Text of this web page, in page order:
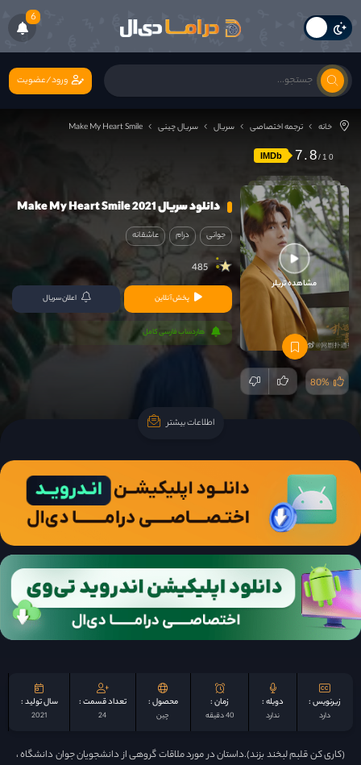
6
ورود/عضویت
خانه ترجمه اختصاصی سریال سریال چینی Make My Heart Smile
IMDb 7.8
مشاهده تریلر
80%
دانلود سریال Make My Heart Smile 2021
جوانی درام عاشقانه
485
پخش آنلاین اعلان سریال
هاردساب فارسی کامل
اطلاعات بیشتر
زیرنویس :
دارد
دوبله :
ندارد
زمان :
40 دقیقه
محصول :
چين
تعداد قسمت :
24
سال تولید :
2021
(کاری کن قلبم لبخند بزند).داستان در مورد ملاقات گروهی از دانشجویان جوان دانشگاه ،